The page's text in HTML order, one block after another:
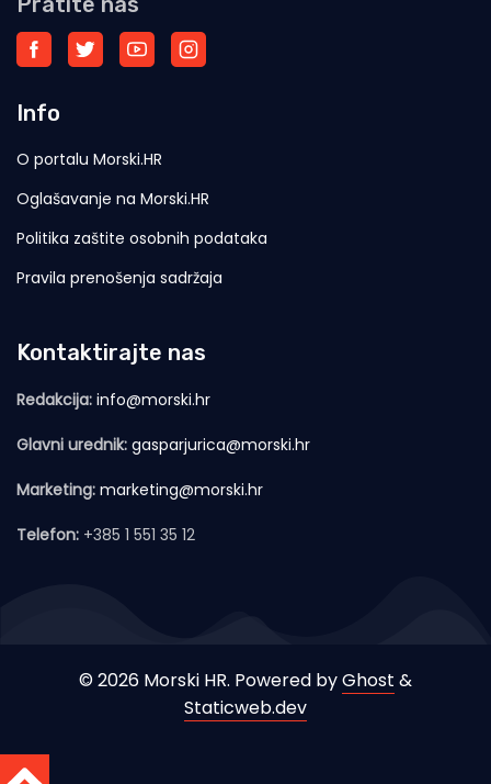
Info
O portalu Morski.HR
Oglašavanje na Morski.HR
Politika zaštite osobnih podataka
Pravila prenošenja sadržaja
Kontaktirajte nas
Redakcija: info@morski.hr
Glavni urednik: gasparjurica@morski.hr
Marketing: marketing@morski.hr
Telefon: +385 1 551 35 12
© 2026 Morski HR. Powered byGhost &
Staticweb.dev